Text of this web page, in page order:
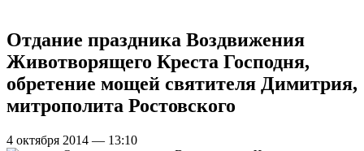
Отдание праздника Воздвижения
Животворящего Креста Господня,
обретение мощей святителя Димитрия,
митрополита Ростовского
4 октября 2014 — 13:10